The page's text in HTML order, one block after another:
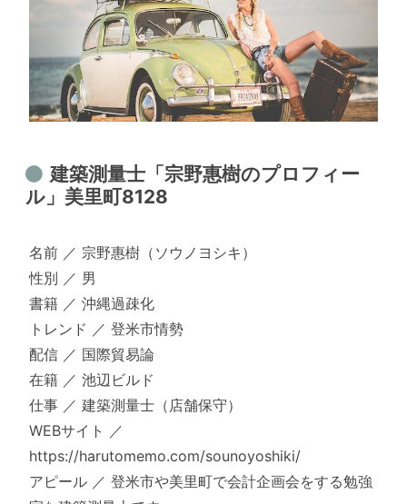
建築測量士「宗野惠樹のプロフィー
ル」美里町8128
名前 ／ 宗野惠樹（ソウノヨシキ）
性別 ／ 男
書籍 ／ 沖縄過疎化
トレンド ／ 登米市情勢
配信 ／ 国際貿易論
在籍 ／ 池辺ビルド
仕事 ／ 建築測量士（店舗保守）
WEBサイト ／
https://harutomemo.com/sounoyoshiki/
アピール ／ 登米市や美里町で会計企画会をする勉強